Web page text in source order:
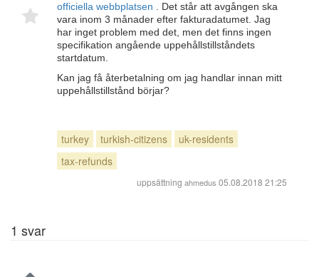
officiella webbplatsen
. Det står att avgången ska
vara inom 3 månader efter fakturadatumet. Jag
har inget problem med det, men det finns ingen
specifikation angående uppehållstillståndets
startdatum.
Kan jag få återbetalning om jag handlar innan mitt
uppehållstillstånd börjar?
turkey turkish-citizens
uk-residents
tax-refunds
uppsättning ahmedus 05.08.2018 21:25
1 svar